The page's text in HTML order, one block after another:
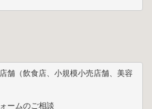
舗（飲食店、小規模小売店舗、美容
ームのご相談